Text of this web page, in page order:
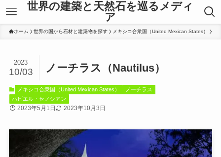
世界の建築と天然石を巡るメディ
ア
ホーム 世界の国から石材と建築物を探す メキシコ合衆国（United Mexican States）
ノーチラス（Nautilus）
2023
10/03
メキシコ合衆国（United Mexican States）
ノーチラス
ハビエル・セノシアン
2023年5月1日 2023年10月3日